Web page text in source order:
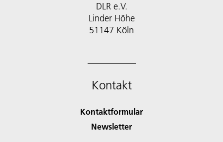
DLR e.V.
Linder Höhe
51147 Köln
Kontakt
Kontaktformular
Newsletter